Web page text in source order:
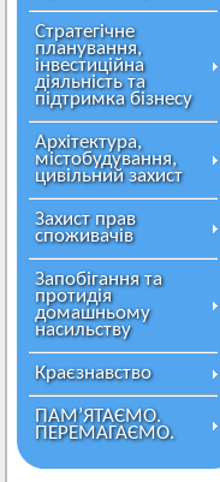
Стратегічне
планування,
інвестиційна
діяльність та
підтримка бізнесу
Архітектура,
містобудування,
цивільний захист
Захист прав
споживачів
Запобігання та
протидія
домашньому
насильству
Краєзнавство
ПАМ’ЯТАЄМО.
ПЕРЕМАГАЄМО.